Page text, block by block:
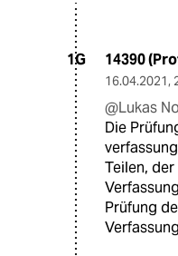
1G 14390
16.04.2021,
@Lukas
Die
Teilen,
Prüfung